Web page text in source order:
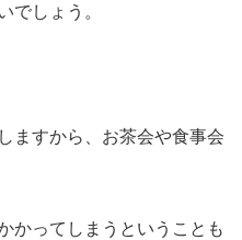
でしょう。
ますから、お茶会や食事会
かってしまうということも